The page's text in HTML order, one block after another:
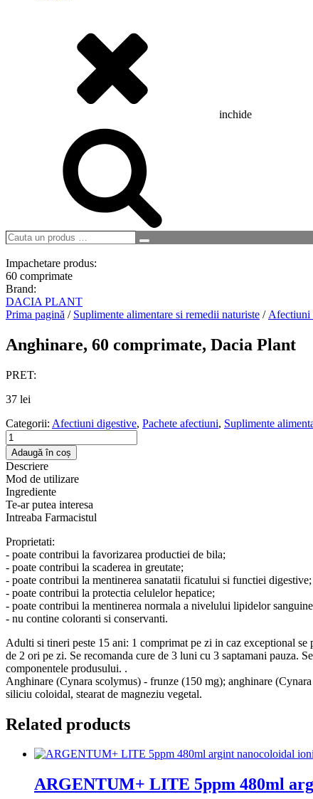
inchide
Cauta
produs
…
Search
Impachetare produs:
60 comprimate
Brand:
DACIA PLANT
Prima pagină / Suplimente alimentare si remedii naturiste / Afectiuni
Anghinare, 60 comprimate, Dacia Plant
PRET:
37 lei
Categorii: Afectiuni digestive, Pachete afectiuni, Suplimente
Cantitate
Anghinare,
60
comprimate,
Dacia
Plant
Adaugă în coș
Descriere
Mod de utilizare
Ingrediente
Te-ar putea interesa
Intreaba Farmacistul
Proprietati:
- poate contribui la favorizarea productiei de bila;
- poate contribui la scaderea in greutate;
- poate contribui la mentinerea sanatatii ficatului si functiei digestive;
- poate contribui la protectia celulelor hepatice;
- poate contribui la mentinerea normala a nivelului lipidelor
- nu contine coloranti si conservanti.
Adulti si tineri peste 15 ani: 1 comprimat pe zi in caz exceptional
de 2 ori pe zi. Se recomanda cure de 3 luni cu 3 saptamani pauza.
componentele produsului. .
Anghinare (Cynara scolymus) - frunze (150 mg); anghinare
siliciu coloidal, stearat de magneziu vegetal.
Related products
ARGENTUM+ LITE 5ppm 480ml